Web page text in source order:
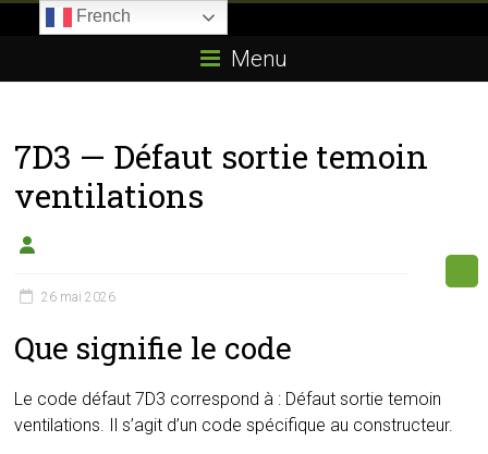
E85.com
passion
boîtier
éthanol
Menu
7D3 — Défaut sortie temoin
ventilations
26 mai 2026
Que signifie le code
Le code défaut 7D3 correspond à : Défaut sortie temoin
ventilations. Il s’agit d’un code spécifique au constructeur.
French